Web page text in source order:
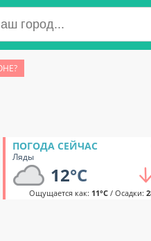
ПОГОДА СЕЙЧАС
Ляды
12°C
Ощущается как: 11°C/ Осадки: